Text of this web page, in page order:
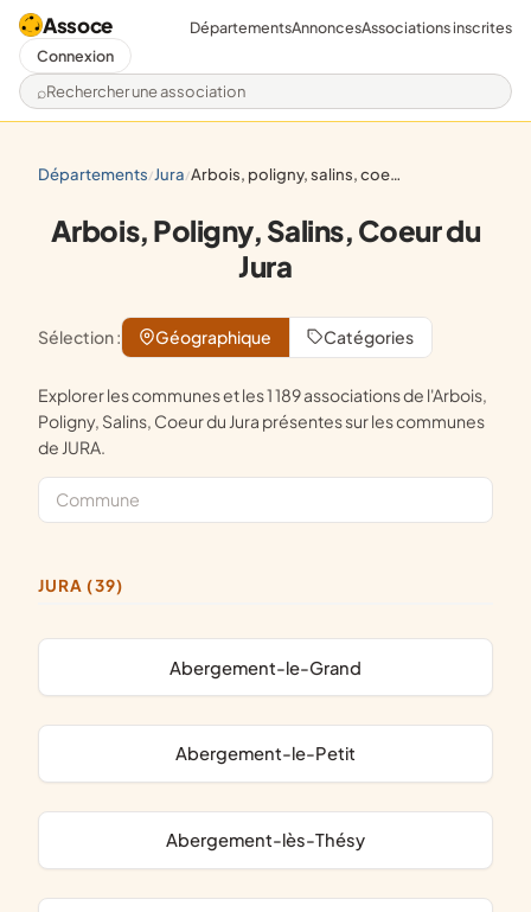
Assoce
Rechercher une association
DépartementsAnnoncesAssociations inscrites
Connexion
départements/ jura/ arbois, poligny, salins, coeur du jura
Arbois, Poligny, Salins, Coeur du
Jura
Sélection : Géographique Catégories
Explorer les communes et les 1 189 associations de l'Arbois,
Poligny, Salins, Coeur du Jura présentes sur les communes
de JURA.
JURA (39)
Abergement-le-Grand
Abergement-le-Petit
Abergement-lès-Thésy